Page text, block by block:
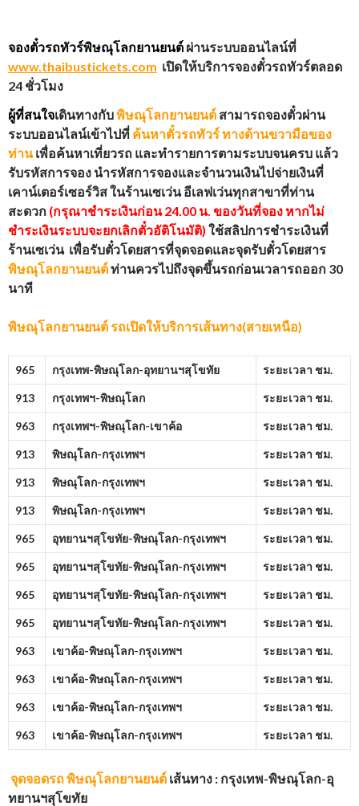
จองตั๋วรถทัวร์พิษณุโลกยานยนต์ ผ่านระบบออนไลน์ที่
www.thaibustickets.com เปิดให้บริการจองตั๋วรถทัวร์ตลอด
24 ชั่วโมง
ผู้ที่สนใจเดินทางกับพิษณุโลกยานยนต์ สามารถจองตั๋วผ่าน
ระบบออนไลน์เข้าไปที่ ค้นหาตั๋วรถทัวร์ ทางด้านขวามือของ
ท่านเพื่อค้นหาเที่ยวรถ และทำรายการตามระบบจนครบ แล้ว
รับรหัสการจอง นำรหัสการจองและจำนวนเงินไปจ่ายเงินที่
เคาน์เตอร์เซอร์วิส ในร้านเซเว่น อีเลฟเว่นทุกสาขาที่ท่าน
สะดวก (กรุณาชำระเงินก่อน 24.00 น. ของวันที่จอง หากไม่
ชำระเงินระบบจะยกเลิกตั๋วอัติโนมัติ) ใช้สลิปการชำระเงินที่
ร้านเซเว่น เพื่อรับตั๋วโดยสารที่จุดจอดและจุดรับตั๋วโดยสาร
พิษณุโลกยานยนต์ท่านควรไปถึงจุดขึ้นรถก่อนเวลารถออก 30
นาที
พิษณุโลกยานยนต์รถเปิดให้บริการเส้นทาง(สายเหนือ)
965 กรุงเทพ-พิษณุโลก-อุทยานฯสุโขทัย ระยะเวลา ชม.
913 กรุงเทพฯ-พิษณุโลก ระยะเวลา ชม.
963 กรุงเทพฯ-พิษณุโลก-เขาค้อ ระยะเวลา ชม.
913 พิษณุโลก-กรุงเทพฯ ระยะเวลา ชม.
913 พิษณุโลก-กรุงเทพฯ ระยะเวลา ชม.
913 พิษณุโลก-กรุงเทพฯ ระยะเวลา ชม.
965 อุทยานฯสุโขทัย-พิษณุโลก-กรุงเทพฯ ระยะเวลา ชม.
965 อุทยานฯสุโขทัย-พิษณุโลก-กรุงเทพฯ ระยะเวลา ชม.
965 อุทยานฯสุโขทัย-พิษณุโลก-กรุงเทพฯ ระยะเวลา ชม.
965 อุทยานฯสุโขทัย-พิษณุโลก-กรุงเทพฯ ระยะเวลา ชม.
963 เขาค้อ-พิษณุโลก-กรุงเทพฯ ระยะเวลา ชม.
963 เขาค้อ-พิษณุโลก-กรุงเทพฯ ระยะเวลา ชม.
963 เขาค้อ-พิษณุโลก-กรุงเทพฯ ระยะเวลา ชม.
963 เขาค้อ-พิษณุโลก-กรุงเทพฯ ระยะเวลา ชม.
จุดจอดรถพิษณุโลกยานยนต์ เส้นทาง : กรุงเทพ-พิษณุโลก-อุ
ทยานฯสุโขทัย